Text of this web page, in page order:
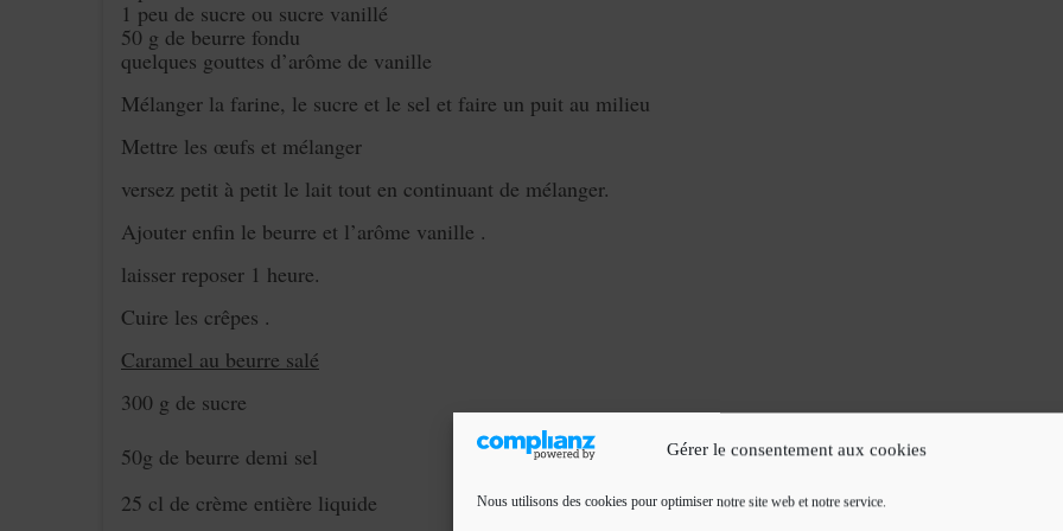
Gérer le consentement aux cookies
Nous utilisons des cookies pour optimiser notre site web et notre service.
1 peu de sucre ou sucre vanillé
50 g de beurre fondu
quelques gouttes d’arôme de vanille
Mélanger la farine, le sucre et le sel et faire un puit au milieu
Mettre les œufs et mélanger
versez petit à petit le lait tout en continuant de mélanger.
Ajouter enfin le beurre et l’arôme vanille .
laisser reposer 1 heure.
Cuire les crêpes .
Caramel au beurre salé
300 g de sucre
50g de beurre demi sel
25 cl de crème entière liquide